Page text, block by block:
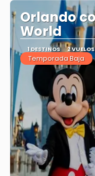
Orlando
World
1 DESTINOS 2 VUELOS
Temporada Baja